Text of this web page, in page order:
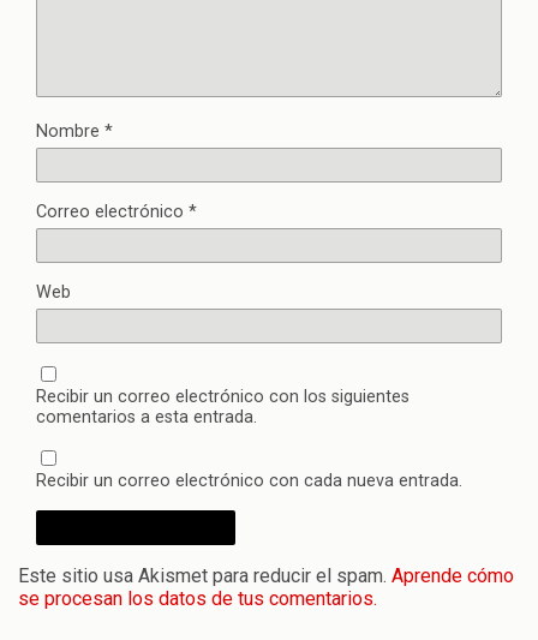
Nombre *
Correo electrónico *
Web
Recibir un correo electrónico con los siguientes
comentarios a esta entrada.
Recibir un correo electrónico con cada nueva entrada.
Este sitio usa Akismet para reducir el spam. Aprende cómo
se procesan los datos de tus comentarios.